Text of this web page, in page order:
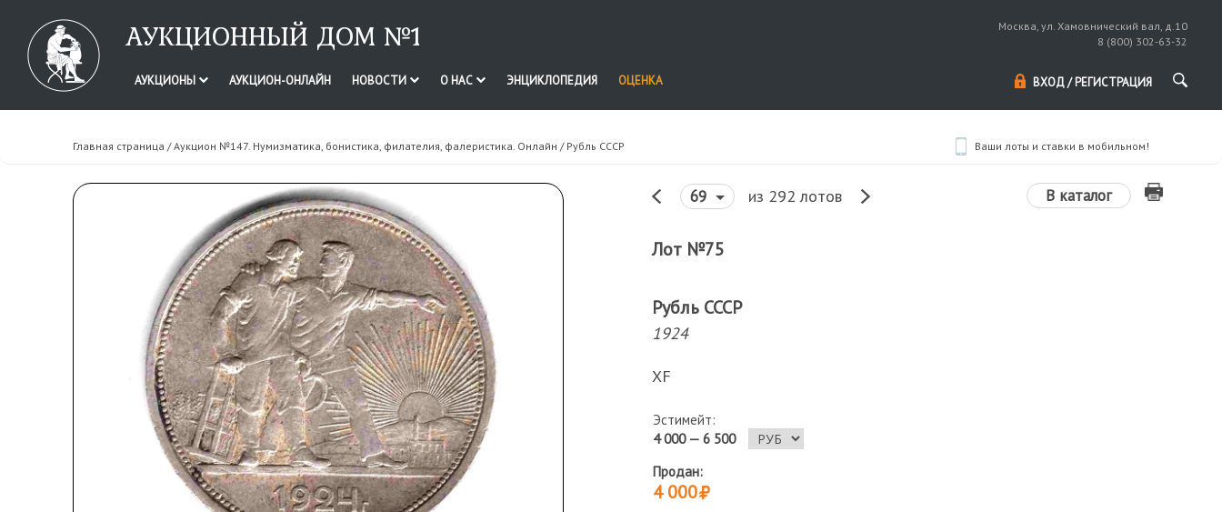
АУКЦИОННЫЙ ДОМ №1
Москва, ул. Хамовнический вал, д.10
8 (800) 302-63-32
АУКЦИОНЫ АУКЦИОН-ОНЛАЙН НОВОСТИ О НАС ЭНЦИКЛОПЕДИЯ ОЦЕНКА ВХОД / РЕГИСТРАЦИЯ
Главная страница /Аукцион №147. Нумизматика, бонистика, филателия, фалеристика. Онлайн / Рубль СССР Ваши лоты и ставки в мобильном!
69 из 292 лотов В каталог
Лот №75
Рубль СССР
1924
XF
Эстимейт:
4 000 — 6 500
Продан:
4 000